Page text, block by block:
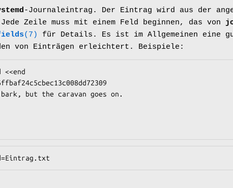
-Journaleintrag. Der Eintrag wird aus der
Zeile muss mit einem Feld beginnen, das von
(7)
für Details. Es ist im Allgemeinen eine
von Einträgen erleichtert. Beispiele:
bark, but the caravan goes on.